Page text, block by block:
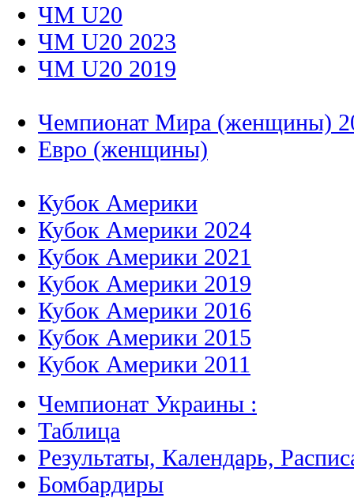
ЧМ U20
ЧМ U20 2023
ЧМ U20 2019
Чемпионат Мира (женщины)
Евро (женщины)
Кубок Америки
Кубок Америки 2024
Кубок Америки 2021
Кубок Америки 2019
Кубок Америки 2016
Кубок Америки 2015
Кубок Америки 2011
Чемпионат Украины :
Таблица
Результаты, Календарь,
Бомбардиры